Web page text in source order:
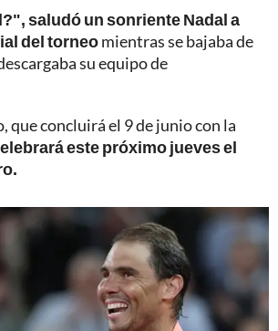
saludó un sonriente Nadal a
del torneomientras se bajaba de
su equipo de
que concluirá el 9 de junio con la
este próximo jueves el